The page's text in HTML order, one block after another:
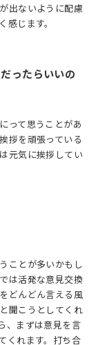
出ないように配慮
感じます。
ったらいいの
って思うことがあ
拶を頑張っている
元気に挨拶してい
ことが多いかもし
は活発な意見交換
どんどん言える風
聞こうとしてくれ
、まずは意見を言
くれます。打ち合